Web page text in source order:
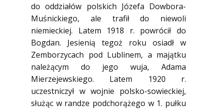
do oddziałów polskich Józefa Dowbora-
Muśnickiego, ale trafił do niewoli
niemieckiej. Latem 1918 r. powrócił do
Bogdan. Jesienią tegoż roku osiadł w
Zemborzycach pod Lublinem, a majątku
należącym do jego wuja, Adama
Mierzejewskiego. Latem 1920 r.
uczestniczył w wojnie polsko-sowieckiej,
służąc w randze podchorążego w 1. pułku